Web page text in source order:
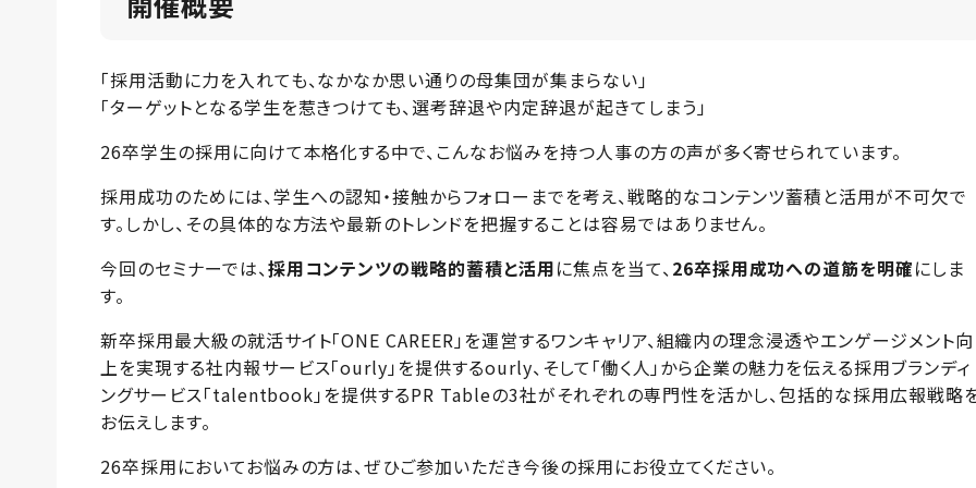
「採用活動に力を入れても、なかなか思い通りの母集団が集まらない」
「ターゲットとなる学生を惹きつけても、選考辞退や内定辞退が起きてしまう」
26卒学生の採用に向けて本格化する中で、こんなお悩みを持つ人事の方の声が多く寄せられています。
採用成功のためには、学生への認知・接触からフォローまでを考え、戦略的なコンテンツ蓄積と活用が不可欠で
す。しかし、その具体的な方法や最新のトレンドを把握することは容易ではありません。
今回のセミナーでは、採用コンテンツの戦略的蓄積と活用に焦点を当て、26卒採用成功への道筋を明確にしま
す。
新卒採用最大級の就活サイト「ONE CAREER」を運営するワンキャリア、組織内の理念浸透やエンゲージメント向
上を実現する社内報サービス「ourly」を提供するourly、そして「働く人」から企業の魅力を伝える採用ブランディ
ングサービス「talentbook」を提供するPR Tableの3社がそれぞれの専門性を活かし、包括的な採用広報戦略
お伝えします。
26卒採用においてお悩みの方は、ぜひご参加いただき今後の採用にお役立てください。